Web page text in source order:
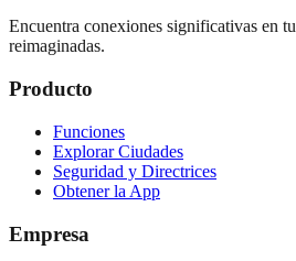
Encuentra conexiones significativas en
reimaginadas.
Producto
Funciones
Explorar Ciudades
Seguridad y Directrices
Obtener la App
Empresa